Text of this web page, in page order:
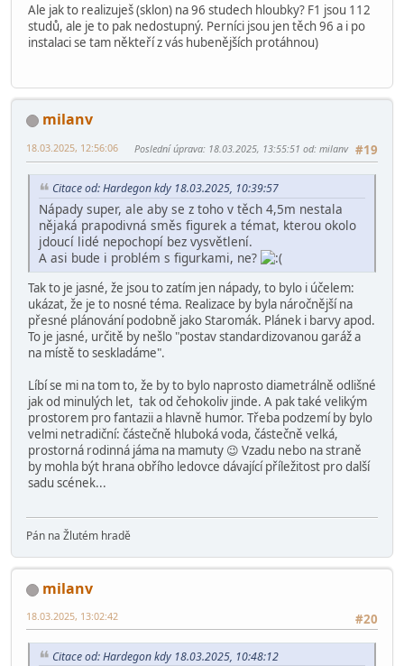
Ale jak to realizuješ (sklon) na 96 studech hloubky? F1 jsou 112
studů, ale je to pak nedostupný. Perníci jsou jen těch 96 a i po
instalaci se tam někteří z vás hubenějších protáhnou)
milanv
#19
18.03.2025, 12:56:06 Poslední úprava: 18.03.2025, 13:55:51 od: milanv
Citace od: Hardegon kdy 18.03.2025, 10:39:57
Nápady super, ale aby se z toho v těch 4,5m nestala
nějaká prapodivná směs figurek a témat, kterou okolo
jdoucí lidé nepochopí bez vysvětlení.
A asi bude i problém s figurkami, ne?
Tak to je jasné, že jsou to zatím jen nápady, to bylo i účelem:
ukázat, že je to nosné téma. Realizace by byla náročnější na
přesné plánování podobně jako Staromák. Plánek i barvy apod.
To je jasné, určitě by nešlo "postav standardizovanou garáž a
na místě to seskladáme".
Líbí se mi na tom to, že by to bylo naprosto diametrálně odlišné
jak od minulých let, tak od čehokoliv jinde. A pak také velikým
prostorem pro fantazii a hlavně humor. Třeba podzemí by bylo
velmi netradiční: částečně hluboká voda, částečně velká,
prostorná rodinná jáma na mamuty 😉 Vzadu nebo na straně
by mohla být hrana obřího ledovce dávající příležitost pro další
sadu scének...
Pán na Žlutém hradě
milanv
#20
18.03.2025, 13:02:42
Citace od: Hardegon kdy 18.03.2025, 10:48:12